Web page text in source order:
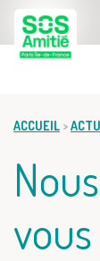
ACCUEIL >
vous